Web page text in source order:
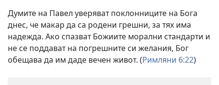
Думите на Павел уверяват поклонниците на Бога
днес, че макар да са родени грешни, за тях има
надежда. Ако спазват Божиите морални стандарти и
не се поддават на погрешните си желания, Бог
обещава да им даде вечен живот. (Римляни 6:22)